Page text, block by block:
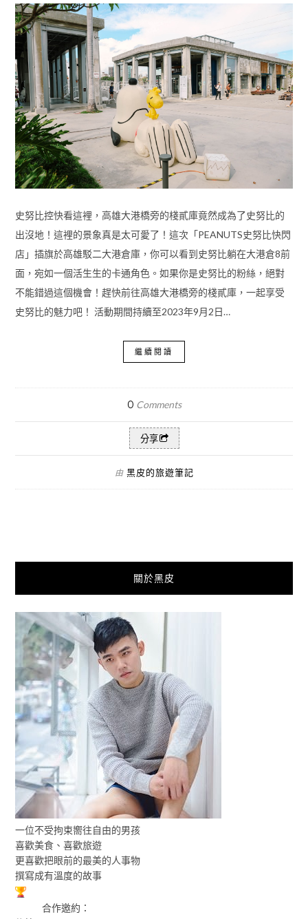
史努比控快看這裡，高雄大港橋旁的棧貳庫竟然成為了史努比的
出沒地！這裡的景象真是太可愛了！這次「PEANUTS史努比快閃
店」插旗於高雄駁二大港倉庫，你可以看到史努比躺在大港倉8前
面，宛如一個活生生的卡通角色。如果你是史努比的粉絲，絕對
不能錯過這個機會！趕快前往高雄大港橋旁的棧貳庫，一起享受
史努比的魅力吧！ 活動期間持續至2023年9月2日…
繼續閱讀
0 Comments
分享
由 黑皮的旅遊筆記
關於黑皮
一位不受拘束嚮往自由的男孩
喜歡美食、喜歡旅遊
更喜歡把眼前的最美的人事物
撰寫成有溫度的故事
合作邀約：